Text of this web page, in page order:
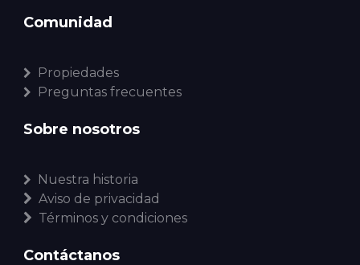
Comunidad
Propiedades
Preguntas frecuentes
Sobre nosotros
Nuestra historia
Aviso de privacidad
Términos y condiciones
Contáctanos